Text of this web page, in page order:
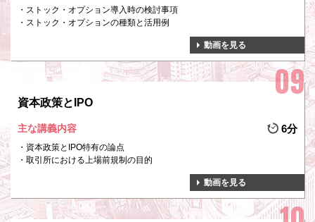
ストック・オプション導入時の検討事項
ストック・オプションの種類と活用例
動画を見る
資本政策とIPO
主な講義内容 6分
資本政策とIPO特有の論点
取引所における上場前規制の目的
動画を見る